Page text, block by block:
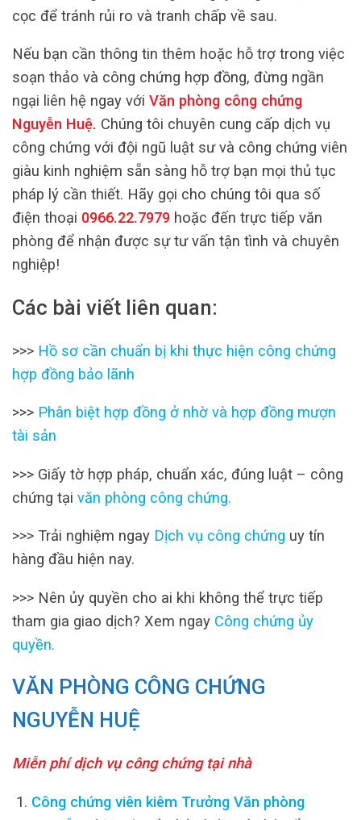
cọc để tránh rủi ro và tranh chấp về sau.
Nếu bạn cần thông tin thêm hoặc hỗ trợ trong việc
soạn thảo và công chứng hợp đồng, đừng ngần
ngại liên hệ ngay với Văn phòng công chứng
Nguyễn Huệ. Chúng tôi chuyên cung cấp dịch vụ
công chứng với đội ngũ luật sư và công chứng viên
giàu kinh nghiệm sẵn sàng hỗ trợ bạn mọi thủ tục
pháp lý cần thiết. Hãy gọi cho chúng tôi qua số
điện thoại 0966.22.7979 hoặc đến trực tiếp văn
phòng để nhận được sự tư vấn tận tình và chuyên
nghiệp!
Các bài viết liên quan:
>>> Hồ sơ cần chuẩn bị khi thực hiện công chứng
hợp đồng bảo lãnh
>>> Phân biệt hợp đồng ở nhờ và hợp đồng mượn
tài sản
>>> Giấy tờ hợp pháp, chuẩn xác, đúng luật – công
chứng tại văn phòng công chứng.
>>> Trải nghiệm ngay Dịch vụ công chứng uy tín
hàng đầu hiện nay.
>>> Nên ủy quyền cho ai khi không thể trực tiếp
tham gia giao dịch? Xem ngay Công chứng ủy
quyền.
VĂN PHÒNG CÔNG CHỨNG
NGUYỄN HUỆ
Miễn phí dịch vụ công chứng tại nhà
Công chứng viên kiêm Trưởng Văn phòng